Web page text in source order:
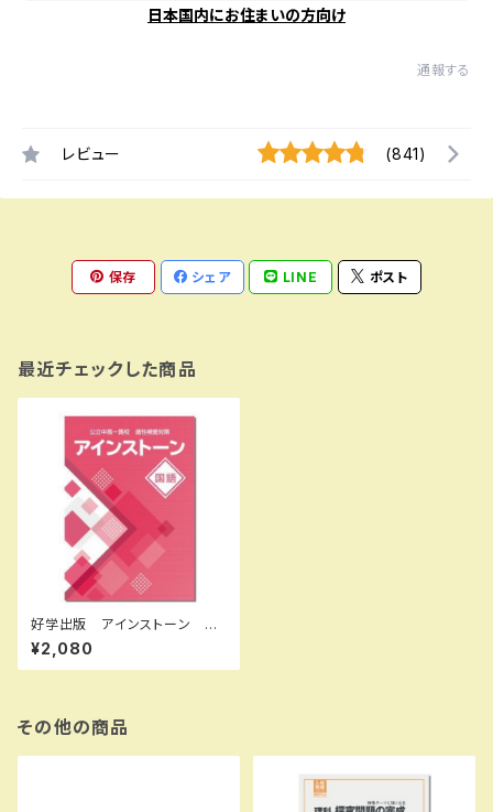
日本国内にお住まいの方向け
通報する
レビュー (841)
保存 シェア LINE ポスト
最近チェックした商品
好学出版 アインストーン 国・
算・理・社 2026年度版 問題
集本体と別冊解答つき 新品完
全セット ISBN なし
¥2,080
その他の商品